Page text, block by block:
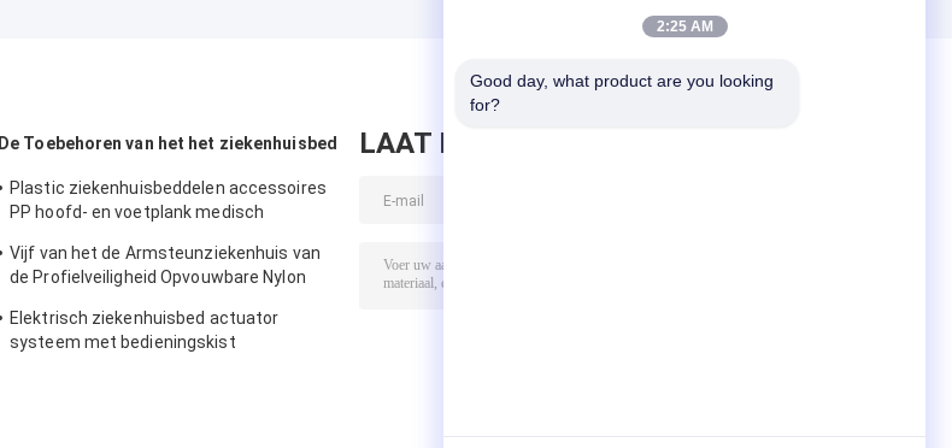
Voederbak
Meubilair voor
De Toebehoren van het het ziekenhuisbed
Plastic ziekenhuisbeddelen accessoires
PP hoofd- en voetplank medisch
Vijf van het de Armsteunziekenhuis van
de Profielveiligheid Opvouwbare Nylon
Elektrisch ziekenhuisbed actuator
systeem met bedieningskist
LAAT BERICHT ACHTER
2:25 AM
Good day, what product are you looking
for?